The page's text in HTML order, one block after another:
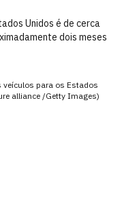
Unidos é de cerca
dois meses
veículos para os Estados
alliance /Getty Images)